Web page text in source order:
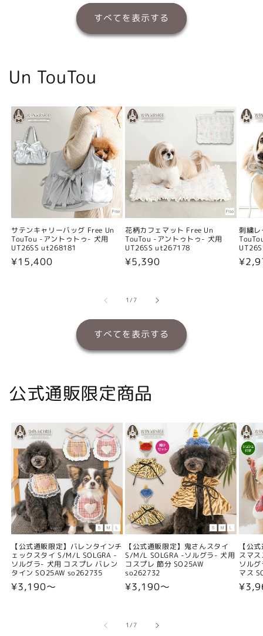
すべてを表示する
Un TouTou
サテンキャリーバッグ Free Un
TouTou -アントゥトゥ- 犬用
UT26SS ut268181
通
¥15,400
花柄カフェマット Free Un
TouTou -アントゥトゥ- 犬用
UT26SS ut267178
通
格
¥5,390
刺繍
通
1/の
7
すべてを表示する
公式通販限定商品
【公式通販限定】バレンタインチ
ェックスタイ S/M/L SOLGRA -
ソルグラ- 犬用 コスプレ バレン
タイン SO25AW so262735
通
¥3,190〜
【公式通販限定】鬼さんスタイ
S/M/L SOLGRA -ソルグラ- 犬用
コスプレ 節分 SO25AW
so262732
通
格
¥3,190〜
【公
スマ
ソル
マス
通
1/の
7